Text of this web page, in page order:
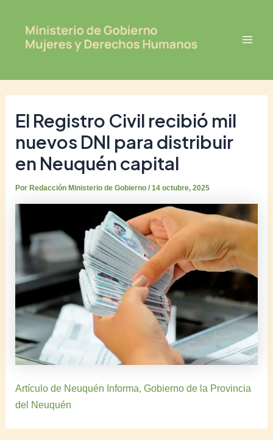
contenido
El Registro Civil recibió mil
nuevos DNI para distribuir
en Neuquén capital
Por Redacción Ministerio de Gobierno/14 octubre, 2025
Artículo de Neuquén Informa, Gobierno de la Provincia
del Neuquén
navigation